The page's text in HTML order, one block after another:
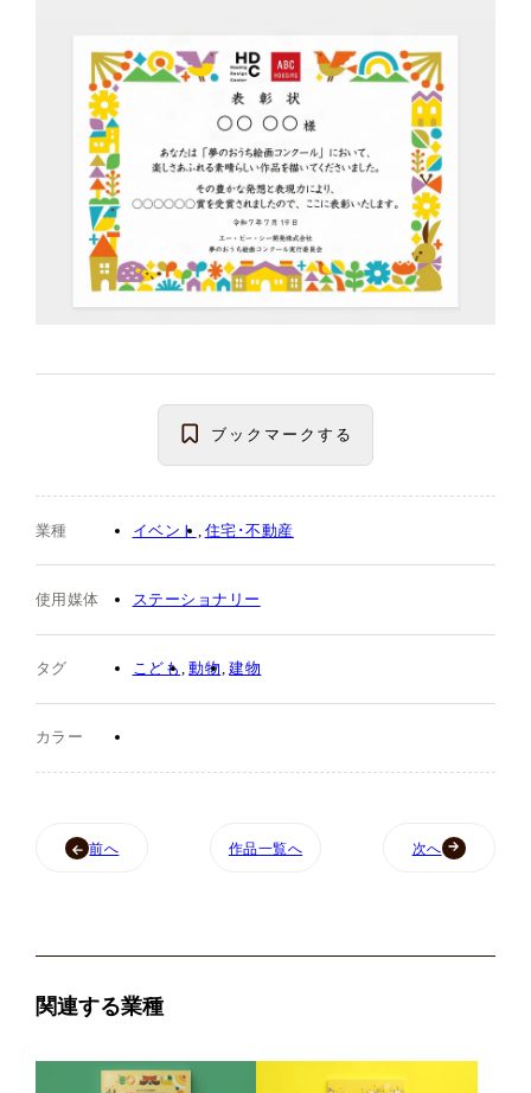
ブックマーク する
業種 イベント 住宅･不動産
使用媒体 ステーショナリー
タグ こども 動物 建物
カラー
前へ 作品一覧へ 次へ
関連する業種